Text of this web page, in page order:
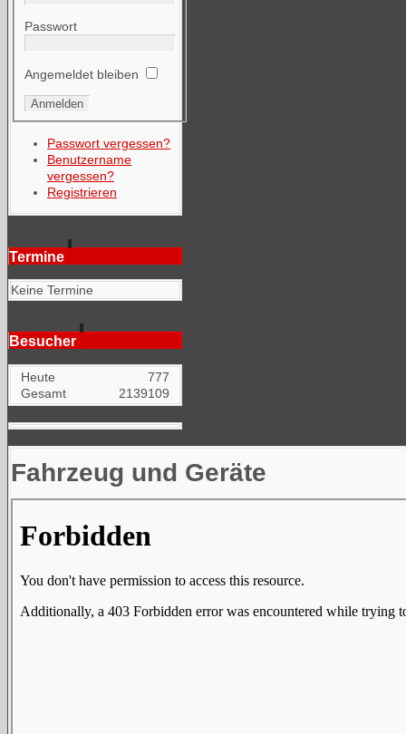
Passwort
Angemeldet bleiben
Passwort vergessen?
Benutzername
vergessen?
Registrieren
Termine
Keine Termine
Besucher
Heute
777
Gesamt
2139109
Fahrzeug und Geräte